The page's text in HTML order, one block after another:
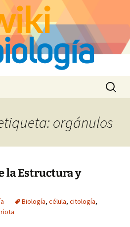
Buscar:
orgánulos
la Estructura y
Biología, célula, citología,